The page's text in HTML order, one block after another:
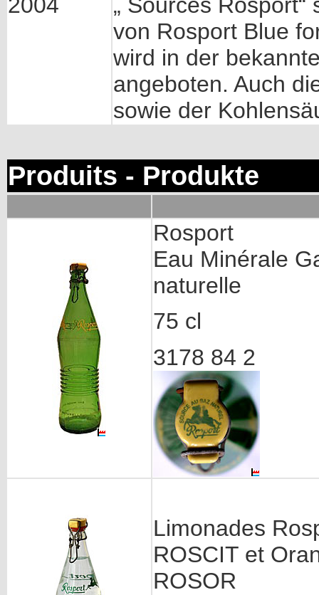
von Rosport Blue
wird in der
angeboten. Auch
sowie der
Produits - Produkte
Rosport
Eau Minérale
naturelle
75 cl
3178 84 2
Limonades
ROSCIT et
ROSOR